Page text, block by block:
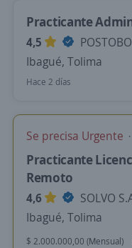
Practicante
4,5
Ibagué, Tolima
Hace 2 días
Se precisa Urgente
Practicante
Remoto
4,6
SOLVO
Ibagué, Tolima
$ 2.000.000,00 (Mensual)